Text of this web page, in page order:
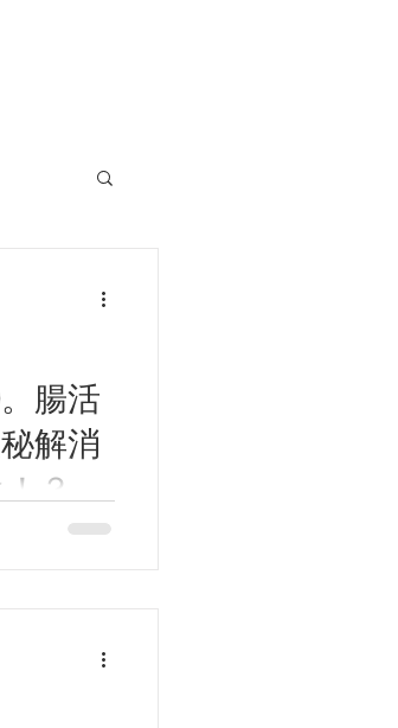
候群
腸活
解消
？】
阪市/
高安/
食べ物、
せていただ
ね！。長い
大腸に負担
まり...